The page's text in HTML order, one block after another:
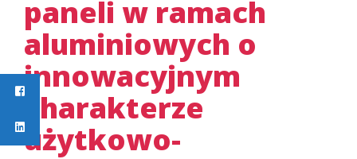
paneli w ramach
aluminiowych o
innowacyjnym
charakterze
użytkowo-